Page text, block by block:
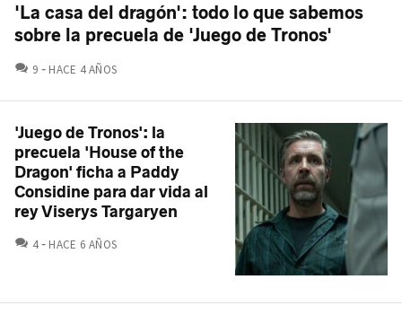
'La casa del dragón': todo lo que sabemos
sobre la precuela de 'Juego de Tronos'
9 COMENTARIOS
HACE 4 AÑOS
'Juego de Tronos': la
precuela 'House of the
Dragon' ficha a Paddy
Considine para dar vida al
rey Viserys Targaryen
4 COMENTARIOS
HACE 6 AÑOS